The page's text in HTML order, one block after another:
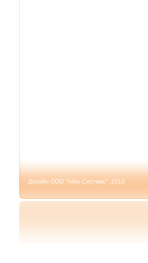
Дизайн ООО "Айко Системс", 2010